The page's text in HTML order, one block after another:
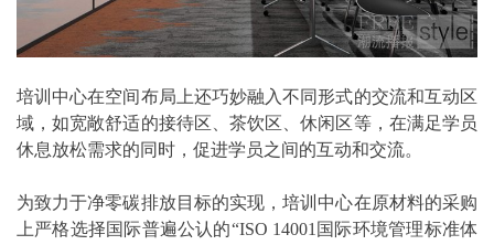
培训中心在空间布局上还巧妙融入不同形式的交流和互动区
域，如宽敞舒适的接待区、茶饮区、休闲区等，在满足学员
休息放松需求的同时，促进学员之间的互动和交流。
为致力于净零碳排放目标的实现，培训中心在原材料的采购
上严格选择国际普遍公认的“ISO 14001国际环境管理标准体